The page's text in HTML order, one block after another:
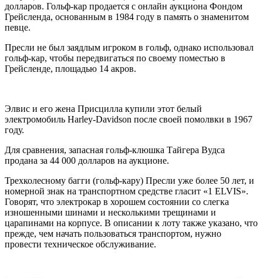
долларов. Гольф-кар продается с онлайн аукциона Фондом
Грейсленда, основанным в 1984 году в память о знаменитом
певце.
Пресли не был заядлым игроком в гольф, однако использовал
гольф-кар, чтобы передвигаться по своему поместью в
Грейсленде, площадью 14 акров.
Элвис и его жена Присцилла купили этот белый
электромобиль Harley-Davidson после своей помолвки в 1967
году.
Для сравнения, запасная гольф-клюшка Тайгера Вудса
продана за 44 000 долларов на аукционе.
Трехколесному багги (гольф-кару) Пресли уже более 50 лет, и
номерной знак на транспортном средстве гласит «1 ELVIS».
Говорят, что электрокар в хорошем состоянии со слегка
изношенными шинами и несколькими трещинами и
царапинами на корпусе. В описании к лоту также указано, что
прежде, чем начать пользоваться транспортом, нужно
провести техническое обслуживание.